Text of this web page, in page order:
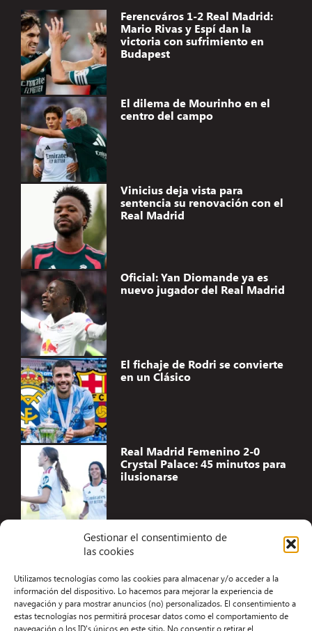
Gestionar el consentimiento de
las cookies
Utilizamos tecnologías como las cookies para almacenar y/o acceder a la
información del dispositivo. Lo hacemos para mejorar la experiencia de
navegación y para mostrar anuncios (no) personalizados. El consentimiento a
estas tecnologías nos permitirá procesar datos como el comportamiento de
navegación o los ID's únicos en este sitio. No consentir o retirar el
Ferencváros 1-2 Real Madrid:
Mario Rivas y Espí dan la
victoria con sufrimiento en
Budapest
El dilema de Mourinho en el
centro del campo
Vinicius deja vista para
sentencia su renovación con el
Real Madrid
Oficial: Yan Diomande ya es
nuevo jugador del Real Madrid
El fichaje de Rodri se convierte
en un Clásico
Real Madrid Femenino 2-0
Crystal Palace: 45 minutos para
ilusionarse
Aviso Legal
Términos y condiciones